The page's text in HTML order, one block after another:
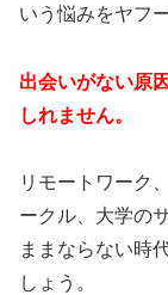
いう悩みをヤフ
出会いがない原
しれません。
リモートワーク
ークル、大学の
ままならない時
しょう。